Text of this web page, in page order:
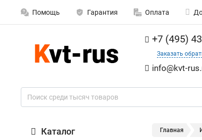
Помощь Гарантия Оплата
+7 (495)
Заказать
info@kvt-
Каталог Главная